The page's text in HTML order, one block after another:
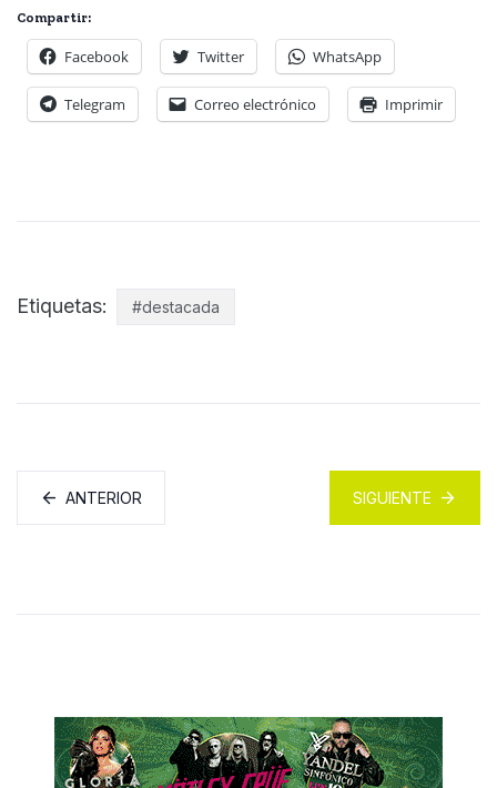
Compartir:
Facebook Twitter WhatsApp
Telegram Correo electrónico Imprimir
Etiquetas: #destacada
ANTERIOR SIGUIENTE